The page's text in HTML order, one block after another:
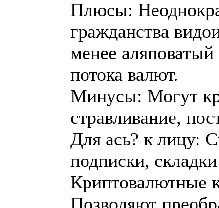
Плюсы:
гражданства
менее аляповатый
потока валют.
Минусы: Могут
стравливание,
Для ась? к лицу:
подписки,
Криптовалютные
Позволяют